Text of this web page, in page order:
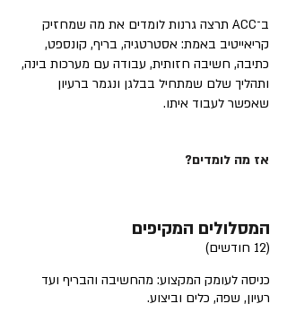
ב־ACC תרצה גרנות לומדים את מה שמחזיק
קריאייטיב באמת: אסטרטגיה, בריף, קונספט,
כתיבה, חשיבה חזותית, עבודה עם מערכות בינה,
ותהליך שלם שמתחיל בבלגן ונגמר ברעיון
שאפשר לעבוד איתו.
אז מה לומדים?
המסלולים המקיפים
(12 חודשים)
כניסה לעומק המקצוע: מהחשיבה והבריף ועד
רעיון, שפה, כלים וביצוע.